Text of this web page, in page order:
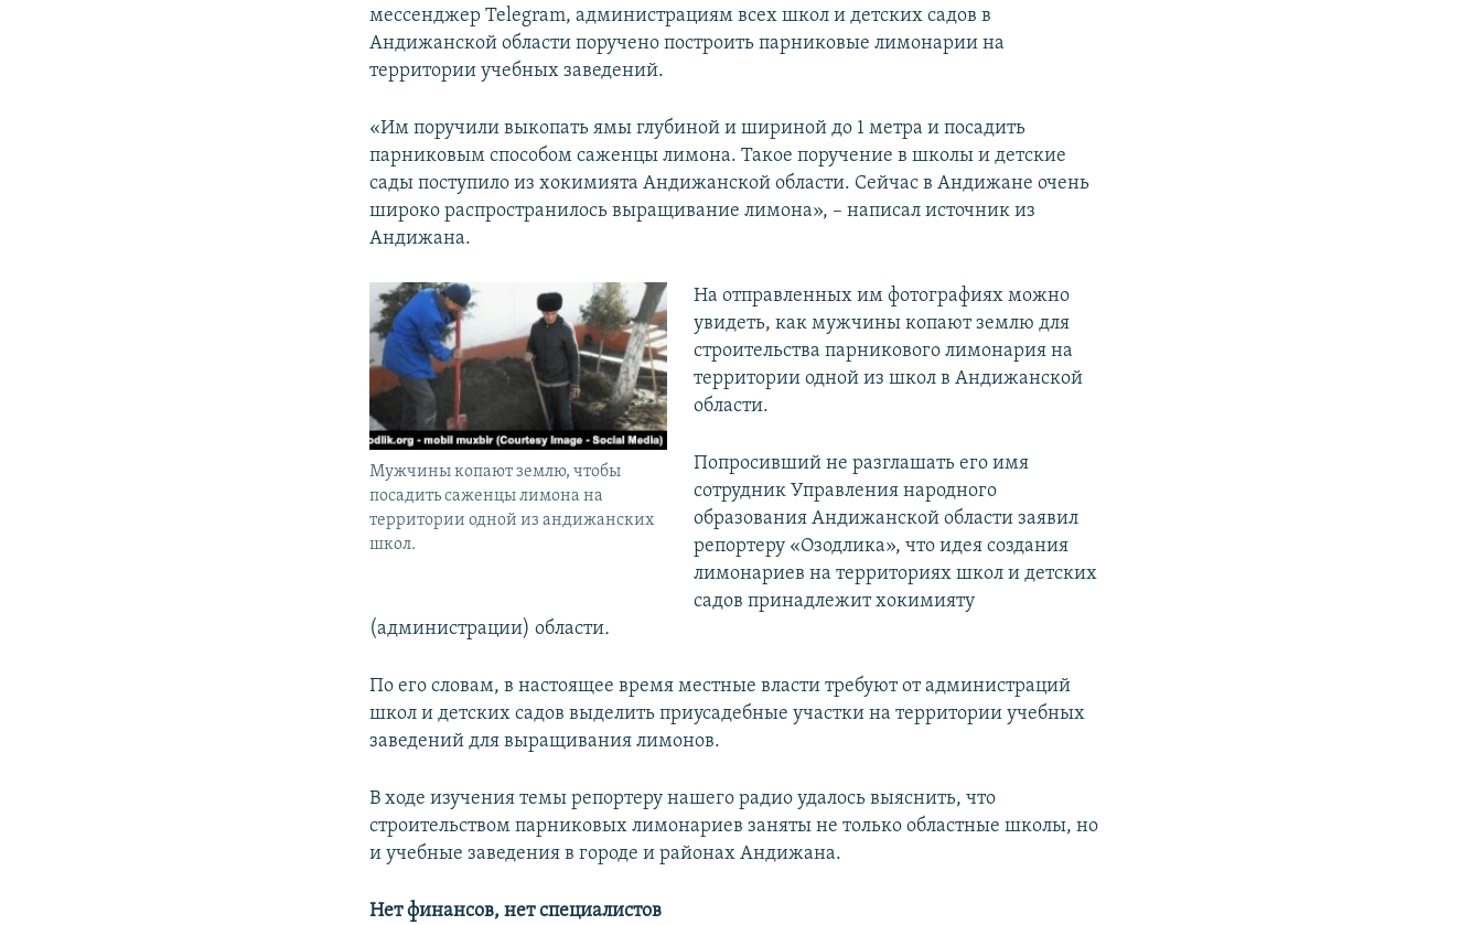
мессенджер Telegram, администрациям всех школ и детских садов в
Андижанской области поручено построить парниковые лимонарии на
территории учебных заведений.
«Им поручили выкопать ямы глубиной и шириной до 1 метра и посадить
парниковым способом саженцы лимона. Такое поручение в школы и детские
сады поступило из хокимията Андижанской области. Сейчас в Андижане очень
широко распространилось выращивание лимона», – написал источник из
Андижана.
Мужчины копают землю, чтобы
посадить саженцы лимона на
территории одной из андижанских
школ.
На отправленных им фотографиях можно
увидеть, как мужчины копают землю для
строительства парникового лимонария на
территории одной из школ в Андижанской
области.
Попросивший не разглашать его имя
сотрудник Управления народного
образования Андижанской области заявил
репортеру «Озодлика», что идея создания
лимонариев на территориях школ и детских
садов принадлежит хокимияту
(администрации) области.
По его словам, в настоящее время местные власти требуют от администраций
школ и детских садов выделить приусадебные участки на территории учебных
заведений для выращивания лимонов.
В ходе изучения темы репортеру нашего радио удалось выяснить, что
строительством парниковых лимонариев заняты не только областные школы, но
и учебные заведения в городе и районах Андижана.
Нет финансов, нет специалистов